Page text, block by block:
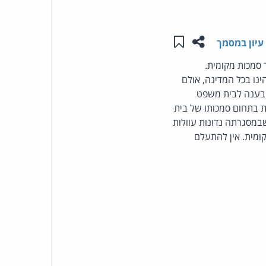
שתפו עמוד זה
שמור ב"תכנים שלי"
עיון במסמך
מקומית.
בכל המדינה, אולם
לבית משפט
בתחום סמכותו של בית
נדונות עוולות
אין להתעלם